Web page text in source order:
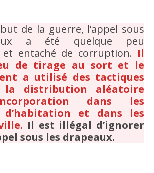
de la guerre, l’appel sous
a été quelque peu
et entaché de corruption. Il
de tirage au sort et le
a utilisé des tactiques
la distribution aléatoire
dans les
d’habitation et dans les
Il est illégal d’ignorer
sous les drapeaux.